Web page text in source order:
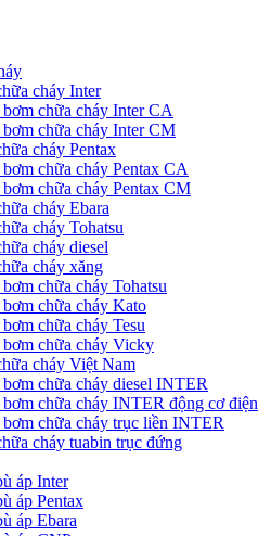
cháy Inter
chữa cháy Inter CA
chữa cháy Inter CM
cháy Pentax
chữa cháy Pentax CA
chữa cháy Pentax CM
cháy Ebara
cháy Tohatsu
cháy diesel
cháy xăng
chữa cháy Tohatsu
chữa cháy Kato
chữa cháy Tesu
chữa cháy Vicky
cháy Việt Nam
chữa cháy diesel INTER
chữa cháy INTER động cơ điện
chữa cháy trục liền INTER
cháy tuabin trục đứng
áp Inter
áp Pentax
áp Ebara